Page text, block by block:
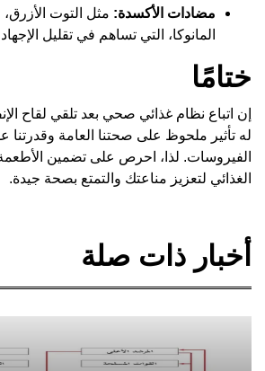
مضادات الأكسدة: مثل التوت
المانوكا، التي تساهم في تقليل
ختامًا
إن اتباع نظام غذائي صحي بعد تلقي لقاح
له تأثير ملحوظ على صحتنا العامة وقدرتنا
الفيروسات. لذا، احرص على تضمين
الغذائي لتعزيز مناعتك والتمتع بصحة جيدة.
أخبار ذات صلة